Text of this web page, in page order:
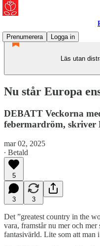
Prenumerera
Logga in
Läs utan
Nu står Europa
DEBATT Veckorna
febermardröm, skriver
mar 02, 2025
∙ Betald
5
3 3
Det ”greatest country in the
vara, framstår nu mer och mer
fantasivärld. Lite som att man